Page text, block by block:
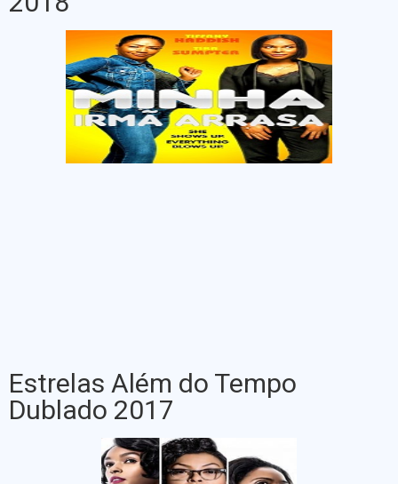
Estrelas Além do Tempo
Dublado 2017